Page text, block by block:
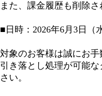
また、課金履歴も削除
■日時：2026年6月3日（
対象のお客様は誠にお
引き落とし処理が可能
さい。